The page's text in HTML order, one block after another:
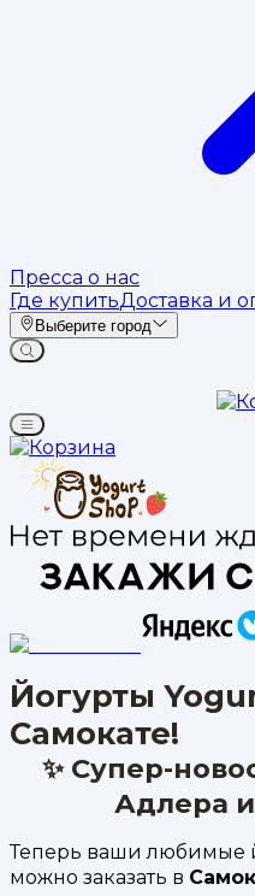
Пресса о нас
Где купитьДоставка и
Выберите город
Йогурты
Самокате!
✨ Супер-
Адлера и
Теперь ваши любимые
можно заказать в